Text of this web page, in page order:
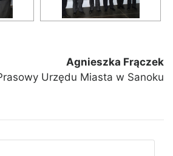
Agnieszka Frączek
Urzędu Miasta w Sanoku